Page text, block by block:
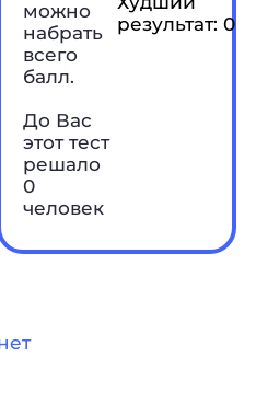
можно
набрать
всего
балл.
До Вас
этот тест
решало
0
человек
результат: 0